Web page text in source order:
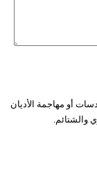
أو مهاجمة الأديان
والشتائم.